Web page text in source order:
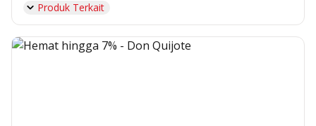
Produk Terkait